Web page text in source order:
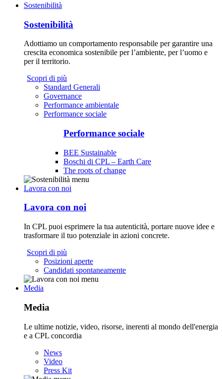
Sostenibilità
Sostenibilità
Adottiamo un comportamento responsabile per garantire una
crescita economica sostenibile per l’ambiente, per l’uomo e
per il territorio.
Scopri di più
Standard Generali
Governance
Performance ambientale
Performance sociale
Performance sociale
BEE Sustainable
Boschi di CPL – Earth Care
The roots of change
Lavora con noi
Lavora con noi
In CPL puoi esprimere la tua autenticità, portare nuove idee e
trasformare il tuo potenziale in azioni concrete.
Scopri di più
Posizioni aperte
Candidati spontaneamente
Media
Media
Le ultime notizie, video, risorse, inerenti al mondo dell'energia
e a CPL concordia
News
Video
Press Kit